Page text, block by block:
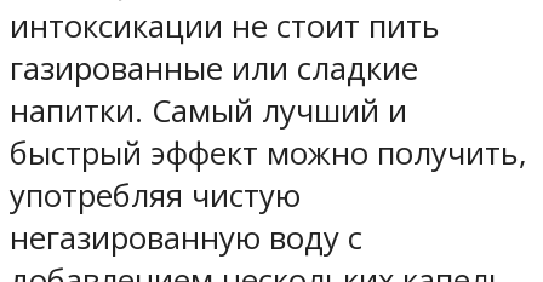
интоксикации не стоит пить
газированные или сладкие
напитки. Самый лучший и
быстрый эффект можно получить,
употребляя чистую
негазированную воду с